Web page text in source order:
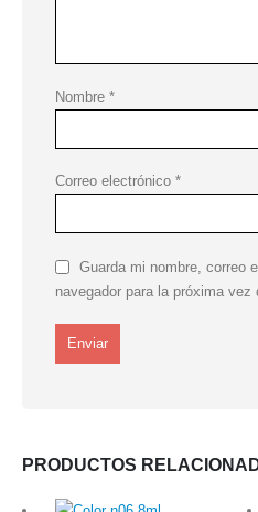
Nombre *
Correo electrónico *
Guarda mi nombre, correo
navegador para la próxima vez
PRODUCTOS